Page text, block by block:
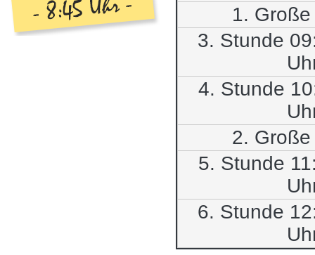
1.
3. Stunde
4. Stunde
2.
5. Stunde
6. Stunde